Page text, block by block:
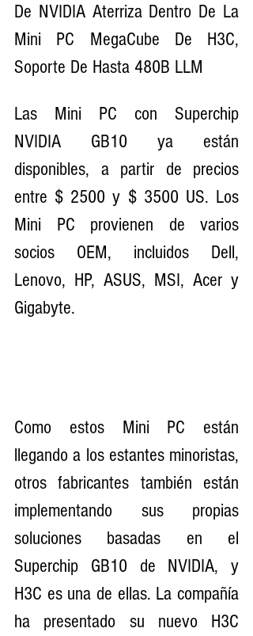
De NVIDIA Aterriza Dentro De La
Mini PC MegaCube De H3C,
Soporte De Hasta 480B LLM
Las Mini PC con Superchip
NVIDIA GB10 ya están
disponibles, a partir de precios
entre $ 2500 y $ 3500 US. Los
Mini PC provienen de varios
socios OEM, incluidos Dell,
Lenovo, HP, ASUS, MSI, Acer y
Gigabyte.
Como estos Mini PC están
llegando a los estantes minoristas,
otros fabricantes también están
implementando sus propias
soluciones basadas en el
Superchip GB10 de NVIDIA, y
H3C es una de ellas. La compañía
ha presentado su nuevo H3C